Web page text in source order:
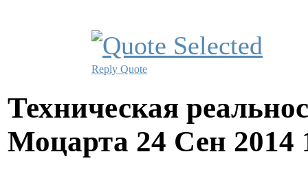
Reply Quote
Техническая
Моцарта 24 Сен 2014